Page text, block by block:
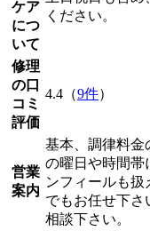
ケア
につ
いて
ください。
修理
の口
コミ
評価
4.4（9件）
営業
案内
基本、調律料金
の曜日や時間帯
ンフィールも
でもお任せ下さ
相談下さい。